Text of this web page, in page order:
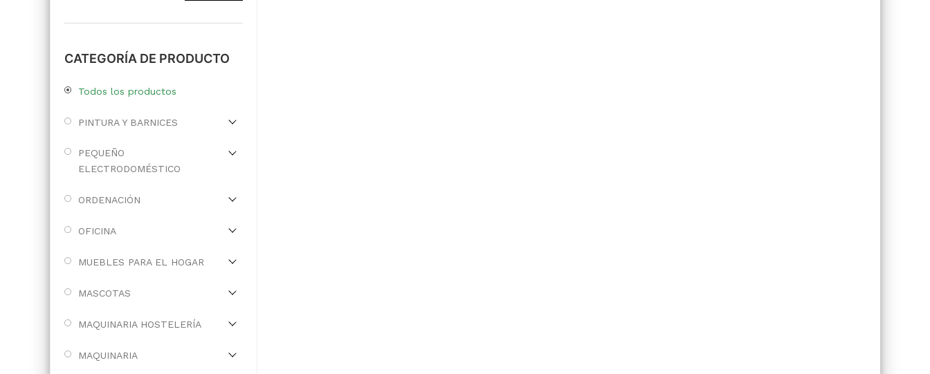
CATEGORÍA DE PRODUCTO
Todos los productos
PINTURA Y BARNICES
PEQUEÑO
ELECTRODOMÉSTICO
ORDENACIÓN
OFICINA
MUEBLES PARA EL HOGAR
MASCOTAS
MAQUINARIA HOSTELERÍA
MAQUINARIA